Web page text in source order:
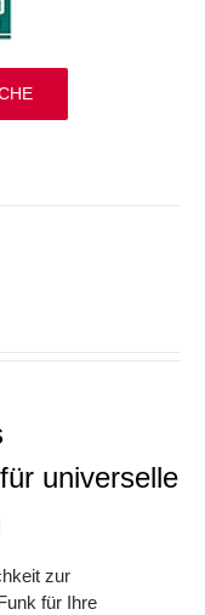
universelle
zur
für Ihre